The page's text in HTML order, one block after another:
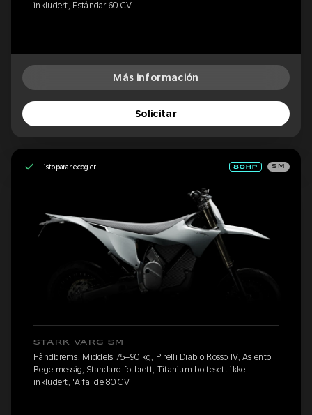
inkludert, Estándar 60 CV
Más información
Solicitar
Listo para recoger SM
STARK VARG SM
Håndbrems, Middels 75–90 kg, Pirelli Diablo Rosso IV, Asiento
Regelmessig, Standard fotbrett, Titanium boltesett ikke
inkludert, 'Alfa' de 80 CV